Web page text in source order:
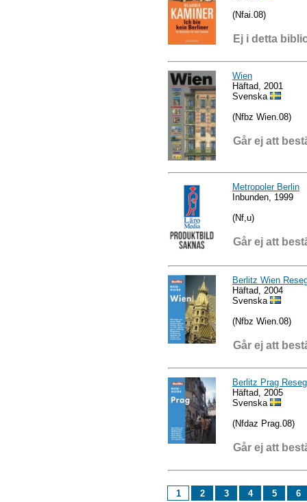
(Nfai.08)
Ej i detta
Wien
Häftad, 2001
Svenska
(Nfbz Wien.08)
Går ej att
Metropoler Berlin
Inbunden, 1999
(Nf,u)
Går ej att
Berlitz Wien
Häftad, 2004
Svenska
(Nfbz Wien.08)
Går ej att
Berlitz Prag
Häftad, 2005
Svenska
(Nfdaz Prag.08)
Går ej att
1 2 3 4 5 6